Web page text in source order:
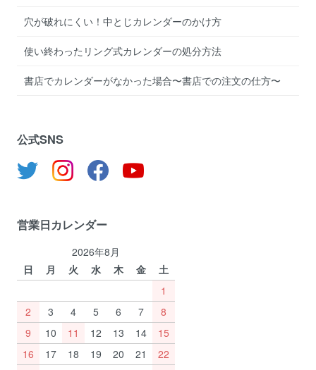
穴が破れにくい！中とじカレンダーのかけ方
使い終わったリング式カレンダーの処分方法
書店でカレンダーがなかった場合〜書店での注文の仕方〜
公式SNS
営業日カレンダー
2026年8月
日
月 火 水 木 金
土
1
2
3 4 5 6 7
8
9
10 11 12 13 14
15
16
17 18 19 20 21
22